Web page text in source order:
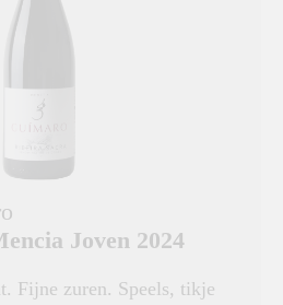
Joven 2024
Fijne zuren. Speels, tikje